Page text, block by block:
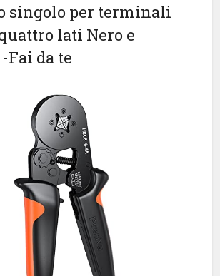
singolo per terminali
lati Nero e
-Fai da te